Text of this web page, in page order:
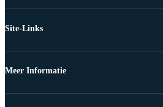
Site-Links
Meer Informatie